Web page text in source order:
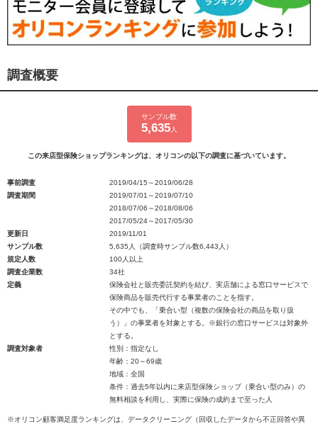
調査概要
サンプル数
5,635人
この来店型保険ショップランキングは、オリコンの以下の調査に基づいています。
事前調査
2019/04/15～2019/06/28
調査期間
2019/07/01～2019/07/10
2018/07/06～2018/08/06
2017/05/24～2017/05/30
更新日
2019/11/01
サンプル数
5,635人（調査時サンプル数6,443人）
規定人数
100人以上
調査企業数
34社
定義
保険会社と販売委託契約を結び、実店舗による窓口サービスで
保険商品を販売代行する事業者のことを指す。
その中でも、「乗合い型（複数の保険会社の商品を取り扱
う）」の事業者を対象とする。※銀行の窓口サービスは対象外
とする。
調査対象者
性別：指定なし
年齢：20～69歳
地域：全国
条件：過去5年以内に来店型保険ショップ（乗合い型のみ）の
無料相談を利用し、実際に保険の成約まで至った人
※オリコン顧客満足度ランキングは、データクリーニング（回収したデータから不正回答や異